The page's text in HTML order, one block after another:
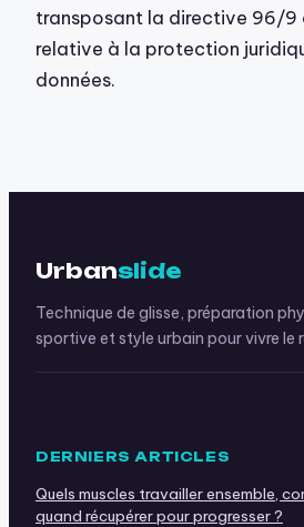
transposant la directive 96/9
relative à la protection
données.
Urbanslide
Technique de glisse, préparation
sportive et style urbain pour vivre le
DERNIERS ARTICLES
Quels muscles travailler ensemble,
quand récupérer pour progresser ?